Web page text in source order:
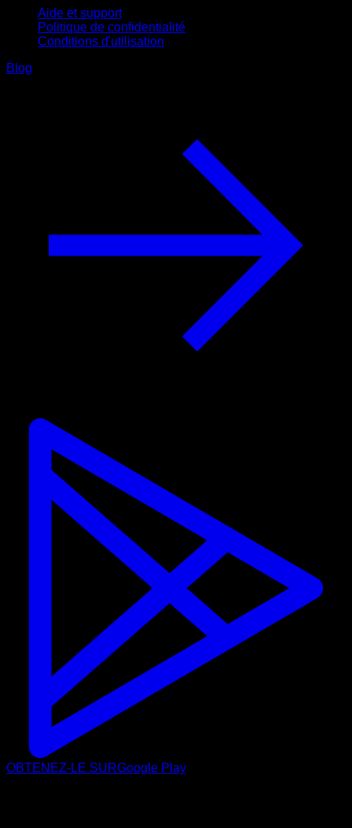
Aide et support
Politique de confidentialité
Conditions d'utilisation
Blog
OBTENEZ-LE SURGoogle Play